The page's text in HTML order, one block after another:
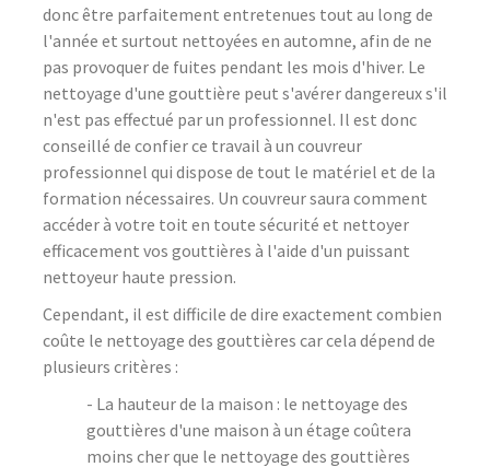
donc être parfaitement entretenues tout au long de
l'année et surtout nettoyées en automne, afin de ne
pas provoquer de fuites pendant les mois d'hiver. Le
nettoyage d'une gouttière peut s'avérer dangereux s'il
n'est pas effectué par un professionnel. Il est donc
conseillé de confier ce travail à un couvreur
professionnel qui dispose de tout le matériel et de la
formation nécessaires. Un couvreur saura comment
accéder à votre toit en toute sécurité et nettoyer
efficacement vos gouttières à l'aide d'un puissant
nettoyeur haute pression.
Cependant, il est difficile de dire exactement combien
coûte le nettoyage des gouttières car cela dépend de
plusieurs critères :
- La hauteur de la maison : le nettoyage des
gouttières d'une maison à un étage coûtera
moins cher que le nettoyage des gouttières